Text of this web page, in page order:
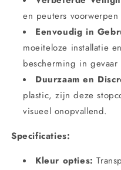
en peuters
Eenvoudig in
moeiteloze installatie
bescherming in
Duurzaam en
plastic, zijn deze
visueel onopvallend.
Specificaties:
Kleur opties: